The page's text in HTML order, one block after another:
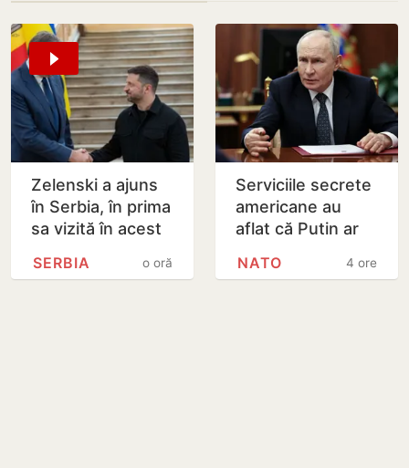
Zelenski a ajuns
în Serbia, în prima
sa vizită în acest
tradițional al
o oră
SERBIA
Serviciile secrete
americane au
aflat că Putin ar
cu un atac chiar în
4 ore
NATO